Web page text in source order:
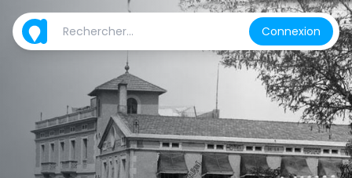
Connexion